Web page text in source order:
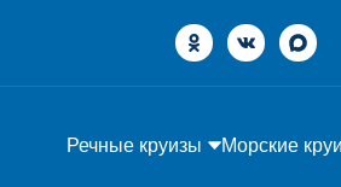
Речные круизы Морские